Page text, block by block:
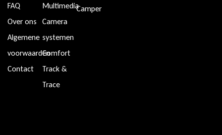
FAQ
Over ons
Algemene
voorwaarden
Contact
Multimedia
Camera
systemen
Comfort
Track &
Trace
Camper